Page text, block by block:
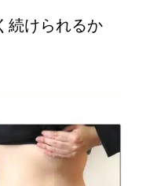
続けられるか